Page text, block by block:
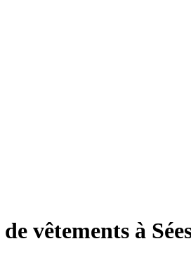
vêtements à